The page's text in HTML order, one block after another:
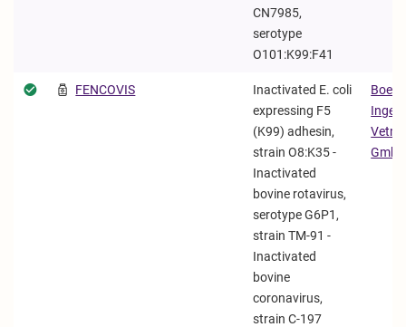
CN7985,
serotype
O101:K99:F41
FENCOVIS
Inactivated E. coli
expressing F5
(K99) adhesin,
strain O8:K35 -
Inactivated
bovine rotavirus,
serotype G6P1,
strain TM-91 -
Inactivated
bovine
coronavirus,
strain C-197